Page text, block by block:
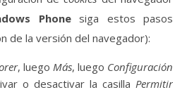
Phonesiga estos pasos
de la versión del navegador):
, luego Más, luego Configuración
o desactivar la casilla Permitir